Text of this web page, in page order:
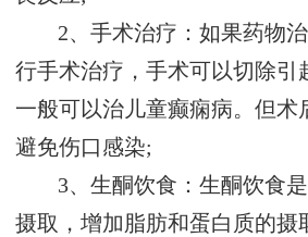
2、手术治疗：如果药物
行手术治疗，手术可以切除引
一般可以治儿童癫痫病。但术
避免伤口感染;
3、生酮饮食：生酮饮食
摄取，增加脂肪和蛋白质的摄